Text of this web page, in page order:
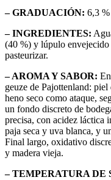
– GRADUACIÓN: 6,3
– INGREDIENTES:
(40 %) y lúpulo
pasteurizar.
– AROMA Y SABOR:
geuze de Pajottenland:
heno seco como ataque,
un fondo discreto de
precisa, con acidez láctica
paja seca y uva blanca, y
Final largo, oxidativo
y madera vieja.
– TEMPERATURA DE